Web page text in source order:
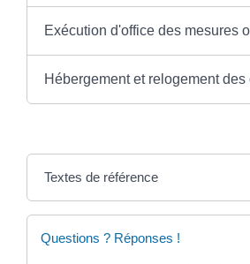
Exécution d'office des mesures
Hébergement et relogement des
Textes de référence
Questions ? Réponses !